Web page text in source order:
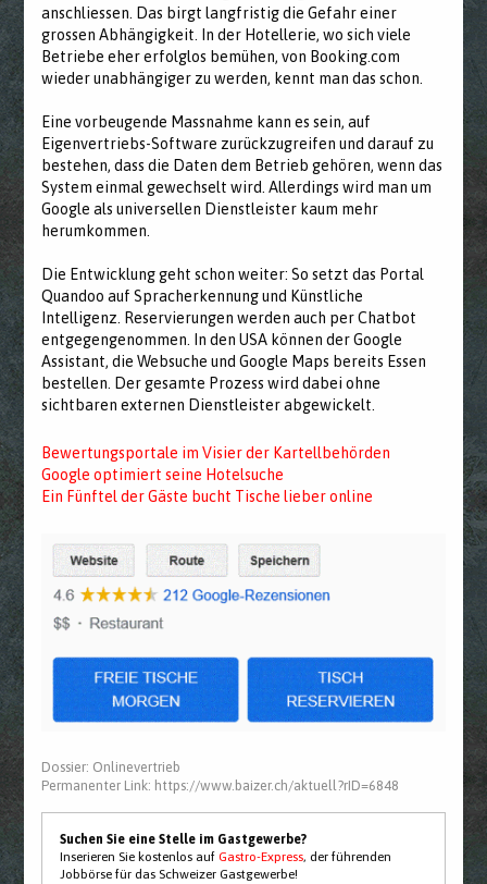
anschliessen. Das birgt langfristig die Gefahr einer
grossen Abhängigkeit. In der Hotellerie, wo sich viele
Betriebe eher erfolglos bemühen, von Booking.com
wieder unabhängiger zu werden, kennt man das schon.
Eine vorbeugende Massnahme kann es sein, auf
Eigenvertriebs-Software zurückzugreifen und darauf zu
bestehen, dass die Daten dem Betrieb gehören, wenn das
System einmal gewechselt wird. Allerdings wird man um
Google als universellen Dienstleister kaum mehr
herumkommen.
Die Entwicklung geht schon weiter: So setzt das Portal
Quandoo auf Spracherkennung und Künstliche
Intelligenz. Reservierungen werden auch per Chatbot
entgegengenommen. In den USA können der Google
Assistant, die Websuche und Google Maps bereits Essen
bestellen. Der gesamte Prozess wird dabei ohne
sichtbaren externen Dienstleister abgewickelt.
Bewertungsportale im Visier der Kartellbehörden
Google optimiert seine Hotelsuche
Ein Fünftel der Gäste bucht Tische lieber online
Dossier: Onlinevertrieb
Permanenter Link: https://www.baizer.ch/aktuell?rID=6848
Suchen Sie eine Stelle im Gastgewerbe?
Inserieren Sie kostenlos aufGastro-Express, der führenden
Jobbörse für das Schweizer Gastgewerbe!